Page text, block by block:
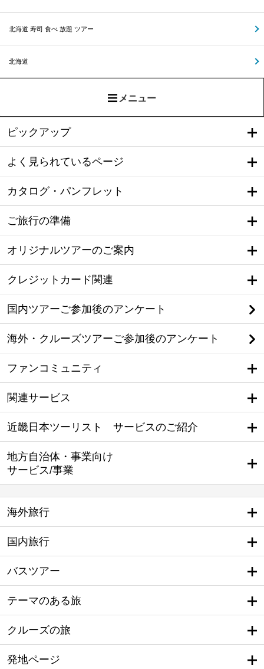
北海道 寿司 食べ 放題 ツアー
北海道
メニュー
ピックアップ
よく見られているページ
カタログ・パンフレット
ご旅行の準備
オリジナルツアーのご案内
クレジットカード関連
国内ツアーご参加後のアンケート
海外・クルーズツアーご参加後のアンケート
ファンコミュニティ
関連サービス
近畿日本ツーリスト サービスのご紹介
地方自治体・事業向け
サービス/事業
海外旅行
国内旅行
バスツアー
テーマのある旅
クルーズの旅
発地ページ